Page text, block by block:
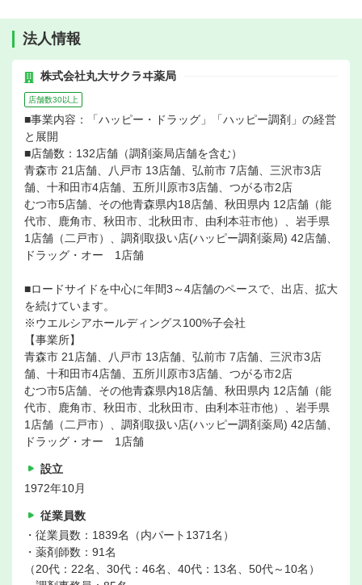
法人情報
株式会社丸大サクラヰ薬局
店舗数30以上
■事業内容：「ハッピー・ドラッグ」「ハッピー調剤」の経営
と展開
■店舗数：132店舗（調剤薬局店舗を含む）
青森市 21店舗、八戸市 13店舗、弘前市 7店舗、三沢市3店
舗、十和田市4店舗、五所川原市3店舗、つがる市2店
むつ市5店舗、その他青森県内18店舗、秋田県内 12店舗（能
代市、鹿角市、秋田市、北秋田市、由利本荘市他）、岩手県
1店舗（二戸市）、調剤取扱い店(ハッピー調剤薬局) 42店舗、
ドラッグ・オー 1店舗
■ロードサイドを中心に年間3～4店舗のペースで、出店、拡大
を続けています。
※ウエルシアホールディングス100%子会社
【事業所】
青森市 21店舗、八戸市 13店舗、弘前市 7店舗、三沢市3店
舗、十和田市4店舗、五所川原市3店舗、つがる市2店
むつ市5店舗、その他青森県内18店舗、秋田県内 12店舗（能
代市、鹿角市、秋田市、北秋田市、由利本荘市他）、岩手県
1店舗（二戸市）、調剤取扱い店(ハッピー調剤薬局) 42店舗、
ドラッグ・オー 1店舗
設立
1972年10月
従業員数
・従業員数：1839名（内パート1371名）
・薬剤師数：91名
（20代：22名、30代：46名、40代：13名、50代～10名）